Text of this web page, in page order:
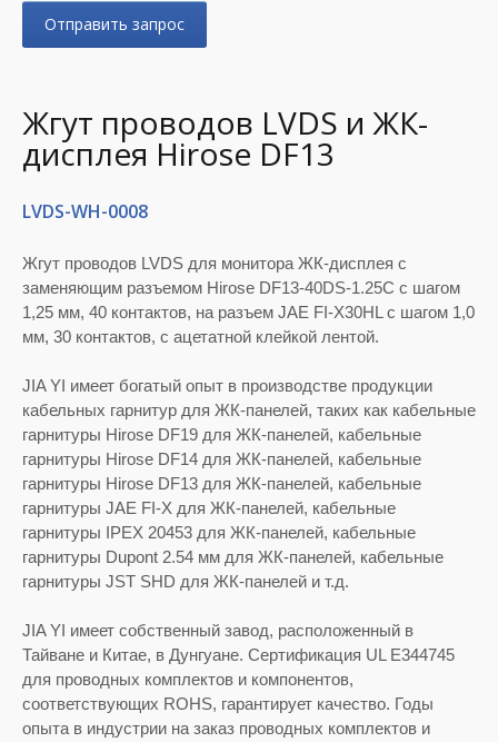
Отправить запрос
Жгут проводов LVDS и ЖК-
дисплея Hirose DF13
LVDS-WH-0008
Жгут проводов LVDS для монитора ЖК-дисплея с
заменяющим разъемом Hirose DF13-40DS-1.25C с шагом
1,25 мм, 40 контактов, на разъем JAE FI-X30HL с шагом 1,0
мм, 30 контактов, с ацетатной клейкой лентой.
JIA YI имеет богатый опыт в производстве продукции
кабельных гарнитур для ЖК-панелей, таких как кабельные
гарнитуры Hirose DF19 для ЖК-панелей, кабельные
гарнитуры Hirose DF14 для ЖК-панелей, кабельные
гарнитуры Hirose DF13 для ЖК-панелей, кабельные
гарнитуры JAE FI-X для ЖК-панелей, кабельные
гарнитуры IPEX 20453 для ЖК-панелей, кабельные
гарнитуры Dupont 2.54 мм для ЖК-панелей, кабельные
гарнитуры JST SHD для ЖК-панелей и т.д.
JIA YI имеет собственный завод, расположенный в
Тайване и Китае, в Дунгуане. Сертификация UL E344745
для проводных комплектов и компонентов,
соответствующих ROHS, гарантирует качество. Годы
опыта в индустрии на заказ проводных комплектов и